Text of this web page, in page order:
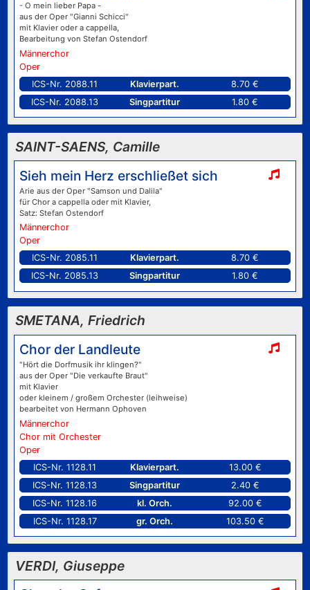
- O mein lieber Papa -
aus der Oper "Gianni Schicci"
mit Klavier oder a cappella,
Bearbeitung von Stefan Ostendorf
Männerchor
Oper
ICS-Nr. 2088.11
Klavierpart.
8.70 €
ICS-Nr. 2088.13
Singpartitur 1.80 €
SAINT-SAENS, Camille
Sieh mein Herz erschließet sich
Arie aus der Oper "Samson und Dalila"
für Chor a cappella oder mit Klavier,
Satz: Stefan Ostendorf
Männerchor
Oper
ICS-Nr. 2085.11
Klavierpart.
8.70 €
ICS-Nr. 2085.13
Singpartitur 1.80 €
SMETANA, Friedrich
Chor der Landleute
"Hört die Dorfmusik ihr klingen?"
aus der Oper "Die verkaufte Braut"
mit Klavier
oder kleinem / großem Orchester (leihweise)
bearbeitet von Hermann Ophoven
Männerchor
Chor mit Orchester
Oper
ICS-Nr. 1128.11
Klavierpart.
13.00 €
ICS-Nr. 1128.13
Singpartitur
2.40 €
ICS-Nr. 1128.16
kl. Orch.
92.00 €
ICS-Nr. 1128.17
gr. Orch. 103.50 €
VERDI, Giuseppe